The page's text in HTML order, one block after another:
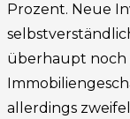
Prozent. Neue
überhaupt noch
allerdings